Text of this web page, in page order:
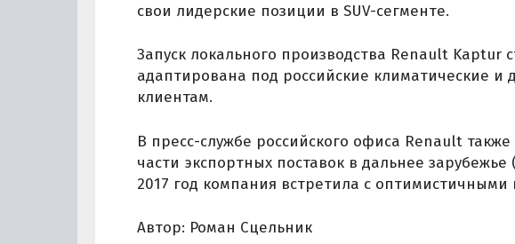
свои лидерские позиции в SUV-сегменте.
Запуск локального производства Renault Kaptur
адаптирована под российские климатические и
клиентам.
В пресс-службе российского офиса Renault
части экспортных поставок в дальнее
2017 год компания встретила с
Автор: Роман Сцельник